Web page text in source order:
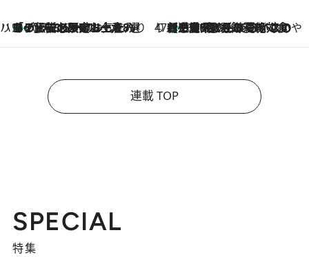
ハワイ賢者 リサのお気に入りリスト2026.8.6
あの伝説の限定トートも！ リニューアルした「ディーン＆デルーカ ハワイ」で必須のお土産8選 47都道府県の手みやげ ひんやりスイーツで夏を満喫
2026.8.6
【三重県】この夏絶対食べたい 冷やしておいしいおやつ3選 お餅×アイスの新感覚スイーツ
連載 TOP
SPECIAL
特集